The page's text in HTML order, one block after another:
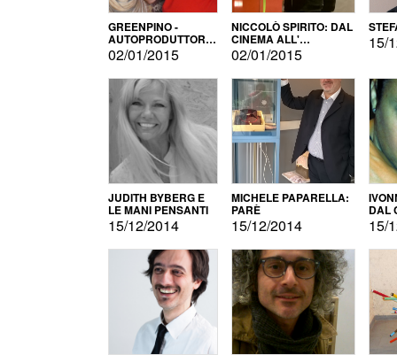
GREENPINO -
AUTOPRODUTTORE
PER AMORE
02/01/2015
NICCOLÒ SPIRITO: DAL
CINEMA ALL'
AUTOPRODUZIONE
02/01/2015
15/
JUDITH BYBERG E
LE MANI PENSANTI
15/12/2014
MICHELE PAPARELLA:
PARÈ
15/12/2014
DAL
15/